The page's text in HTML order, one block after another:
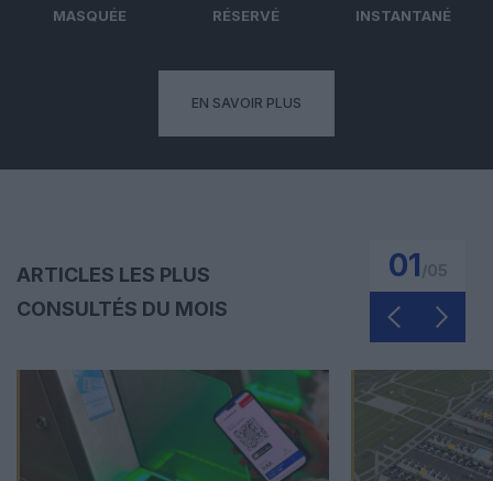
MASQUÉE
RÉSERVÉ
INSTANTANÉ
EN SAVOIR PLUS
ARTICLES LES PLUS
CONSULTÉS DU MOIS
01